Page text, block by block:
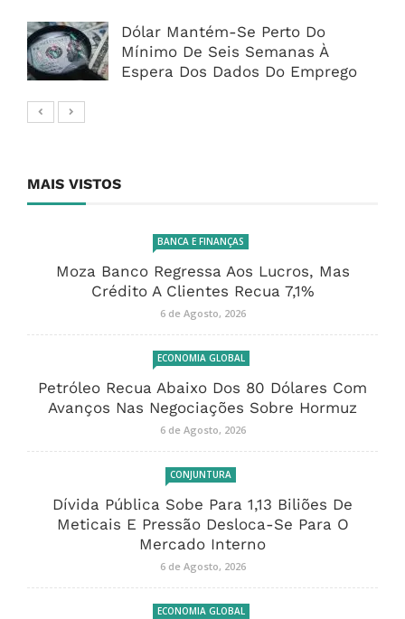
Dólar Mantém-Se Perto Do
Mínimo De Seis Semanas À
Espera Dos Dados Do Emprego
MAIS VISTOS
BANCA E FINANÇAS
Moza Banco Regressa Aos Lucros, Mas
Crédito A Clientes Recua 7,1%
6 de Agosto, 2026
ECONOMIA GLOBAL
Petróleo Recua Abaixo Dos 80 Dólares Com
Avanços Nas Negociações Sobre Hormuz
6 de Agosto, 2026
CONJUNTURA
Dívida Pública Sobe Para 1,13 Biliões De
Meticais E Pressão Desloca-Se Para O
Mercado Interno
6 de Agosto, 2026
ECONOMIA GLOBAL